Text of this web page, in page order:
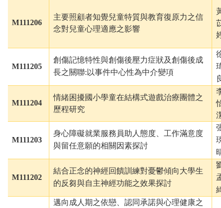
M111206
主要照顧者知覺兒童特質與教育復原力之信
念對兒童心理適應之影響
M111205
創傷記憶特性與創傷後壓力症狀及創傷後成
長之關聯:以事件中心性為中介變項
M111204
情緒困擾國小學童在結構式遊戲治療團體之
歷程研究
M111203
身心障礙就業服務員助人態度、工作滿意度
與留任意願的相關因素探討
M111202
結合正念的神經回饋訓練對憂鬱傾向大學生
的反芻與自主神經功能之效果探討
邁向成人期之依戀、認同承諾與心理健康之